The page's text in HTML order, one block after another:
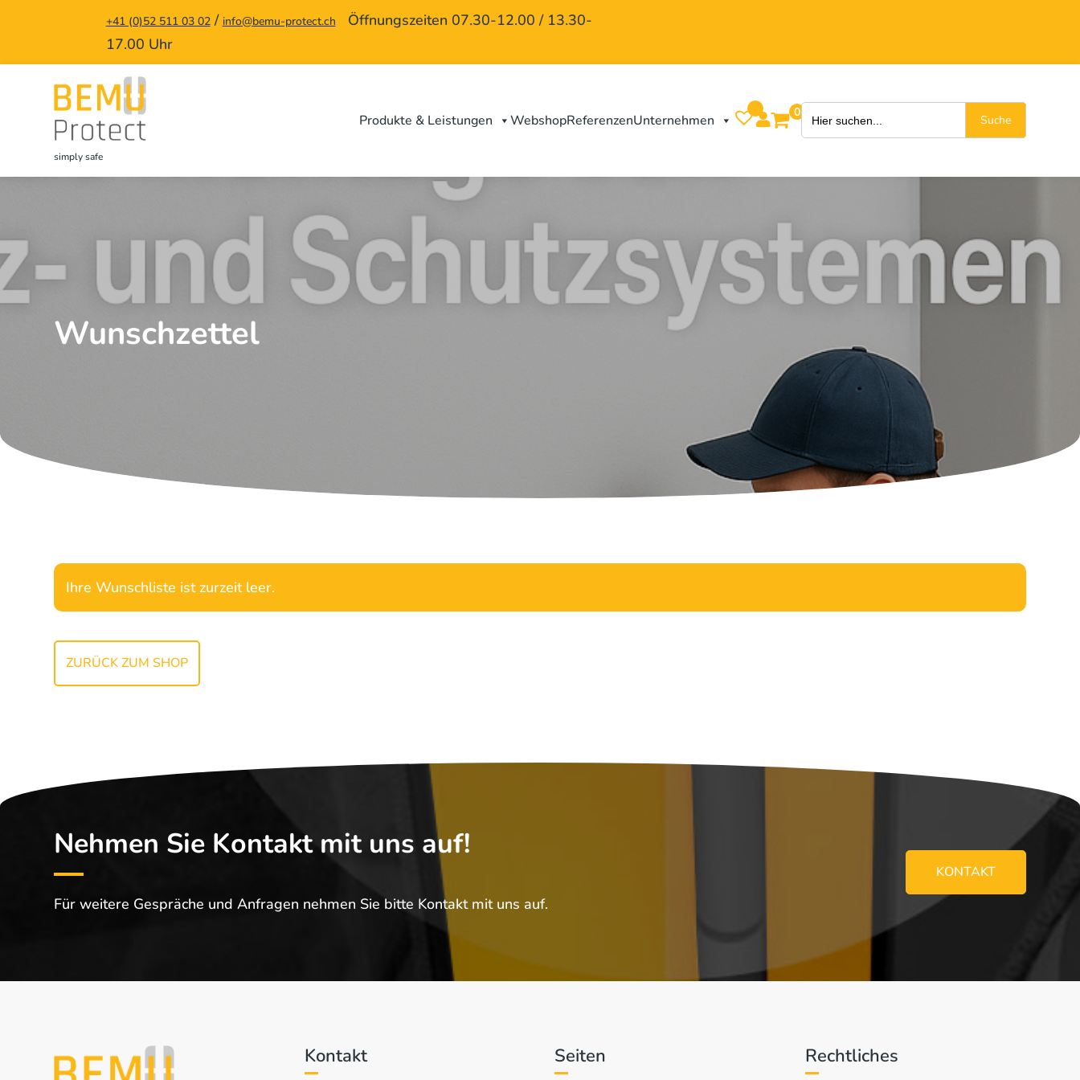
+41 (0)52 511 03 02/ info@bemu-protect.ch
Öffnungszeiten 07.30-12.00 / 13.30-
17.00 Uhr
simply safe
Produkte & Leistungen WebshopReferenzenUnternehmen  0Search
for:
Wunschzettel
Ihre Wunschliste ist zurzeit leer.
ZURÜCK ZUM SHOP
Nehmen Sie Kontakt mit uns auf!
Für weitere Gespräche und Anfragen nehmen Sie bitte Kontakt mit uns auf.
KONTAKT
Kontakt Seiten Rechtliches